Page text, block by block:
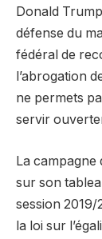
Donald
défense du
fédéral de
l’abrogation
ne permets
servir
La campagne
sur son
session
la loi sur